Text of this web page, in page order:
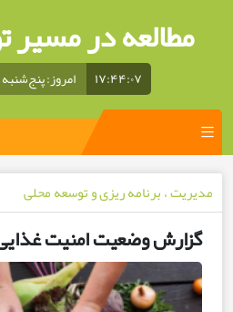
در مسیر
امروز: پنج‌شنبه - ۱۵ مرداد - ۱۴۰۵
برنامه ریزی و توسعه محلی ۲۱ دی ۱۴۰۱ - ۴ سال پیش
وضعیت امنیت غذایی در دسامبر